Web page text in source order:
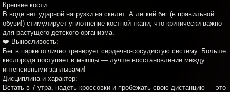
Крепкие кости:
В воде нет ударной нагрузки на скелет. А легкий бег (в правильной
обуви!) стимулирует уплотнение костной ткани, что критически важно
для растущего детского организма.
❤️ Выносливость:
Бег в парке отлично тренирует сердечно-сосудистую систему. Больше
кислорода поступает в мышцы — лучше восстановление между
интенсивными заплывами!
Дисциплина и характер:
Встать в 7 утра, надеть кроссовки и пробежать свою дистанцию — это